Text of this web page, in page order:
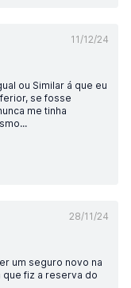
11/12/24
ou Similar á que eu
se fosse
me tinha
28/11/24
um seguro novo na
que fiz a reserva do